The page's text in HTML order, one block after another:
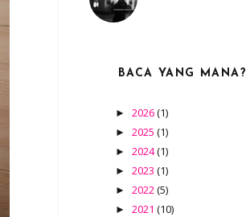
BACA YANG MANA?
►2026(1)
►2025(1)
►2024(1)
►2023(1)
►2022(5)
►2021(10)